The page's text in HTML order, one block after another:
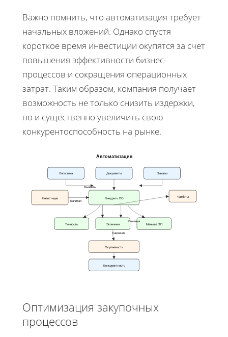
Важно помнить, что автоматизация требует
начальных вложений. Однако спустя
короткое время инвестиции окупятся за счет
повышения эффективности бизнес-
процессов и сокращения операционных
затрат. Таким образом, компания получает
возможность не только снизить издержки,
но и существенно увеличить свою
конкурентоспособность на рынке.
Автоматизация
Логистика Документы Заказы
Внедрить ПО
Инвестиции
Точность Экономия Меньше ЗП
Чатботы
Окупаемость
Конкурентность
Выявить
Капитал
Решения
Снижение
Оптимизация закупочных
процессов